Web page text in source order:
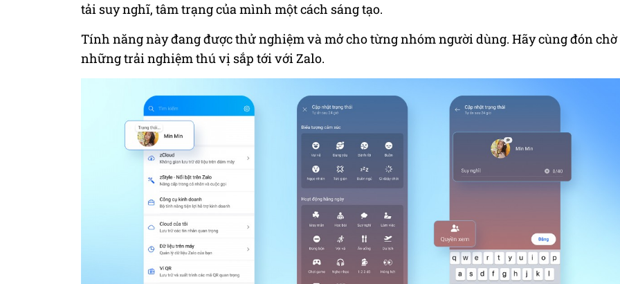
tải suy nghĩ, tâm trạng của mình một cách sáng tạo.
Tính năng này đang được thử nghiệm và mở cho từng nhóm người dùng. Hãy cùng đón chờ
những trải nghiệm thú vị sắp tới với Zalo.